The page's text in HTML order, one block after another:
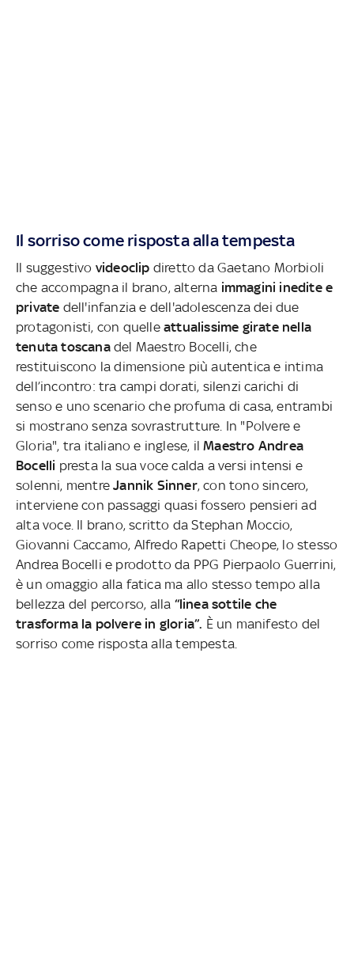
Il sorriso come risposta alla tempesta
Il suggestivo videoclip diretto da Gaetano Morbioli
che accompagna il brano, alterna immagini inedite e
private dell'infanzia e dell'adolescenza dei due
protagonisti, con quelle attualissime girate nella
tenuta toscanadel Maestro Bocelli, che
restituiscono la dimensione più autentica e intima
dell’incontro: tra campi dorati, silenzi carichi di
senso e uno scenario che profuma di casa, entrambi
si mostrano senza sovrastrutture. In "Polvere e
Gloria", tra italiano e inglese, ilMaestro Andrea
Bocelli presta la sua voce calda a versi intensi e
solenni, mentreJannik Sinner, con tono sincero,
interviene con passaggi quasi fossero pensieri ad
alta voce. Il brano, scritto da Stephan Moccio,
Giovanni Caccamo, Alfredo Rapetti Cheope, lo stesso
Andrea Bocelli e prodotto da PPG Pierpaolo Guerrini,
è un omaggio alla fatica ma allo stesso tempo alla
bellezza del percorso, alla “linea sottile che
trasforma la polvere in gloria”. È un manifesto del
sorriso come risposta alla tempesta.